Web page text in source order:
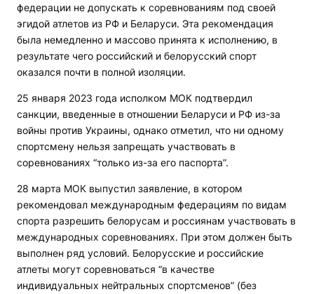
федерации не допускать к соревнованиям под своей
эгидой атлетов из РФ и Беларуси. Эта рекомендация
была немедленно и массово принята к исполнению, в
результате чего российский и белорусский спорт
оказался почти в полной изоляции.
25 января 2023 года исполком МОК подтвердил
санкции, введенные в отношении Беларуси и РФ из-за
войны против Украины, однако отметил, что ни одному
спортсмену нельзя запрещать участвовать в
соревнованиях “только из-за его паспорта”.
28 марта МОК выпустил заявление, в котором
рекомендовал международным федерациям по видам
спорта разрешить белорусам и россиянам участвовать в
международных соревнованиях. При этом должен быть
выполнен ряд условий. Белорусские и российские
атлеты могут соревноваться “в качестве
индивидуальных нейтральных спортсменов” (без